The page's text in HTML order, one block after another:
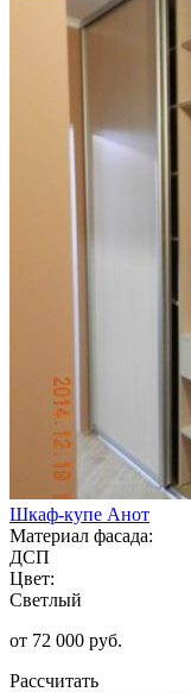
Шкаф-купе Анот
Материал фасада:
ДСП
Цвет:
Светлый
от 72 000 руб.
Рассчитать